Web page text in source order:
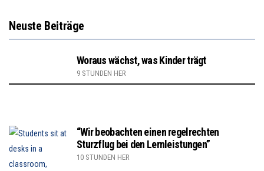
Neuste Beiträge
Woraus wächst, was Kinder trägt
9 STUNDEN HER
“Wir beobachten einen regelrechten
Sturzflug bei den Lernleistungen”
10 STUNDEN HER